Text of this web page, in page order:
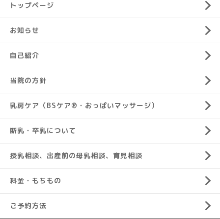
トップページ
お知らせ
自己紹介
当院の方針
乳房ケア（BSケア®︎・おっぱいマッサージ）
断乳・卒乳について
授乳相談、出産前の母乳相談、育児相談
料金・もちもの
ご予約方法